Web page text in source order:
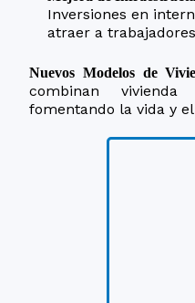
Inversiones en
atraer a
Nuevos Modelos de
combinan
fomentando la vida y